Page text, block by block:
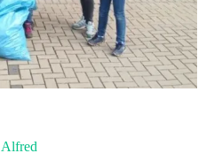
Alfred